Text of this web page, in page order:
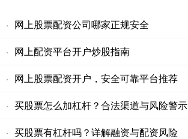
· 网上股票配资公司哪家正规安全
· 网上配资平台开户炒股指南
· 网上股票配资开户，安全可靠平台推荐
· 买股票怎么加杠杆？合法渠道与风险警示
· 买股票有杠杆吗？详解融资与配资风险